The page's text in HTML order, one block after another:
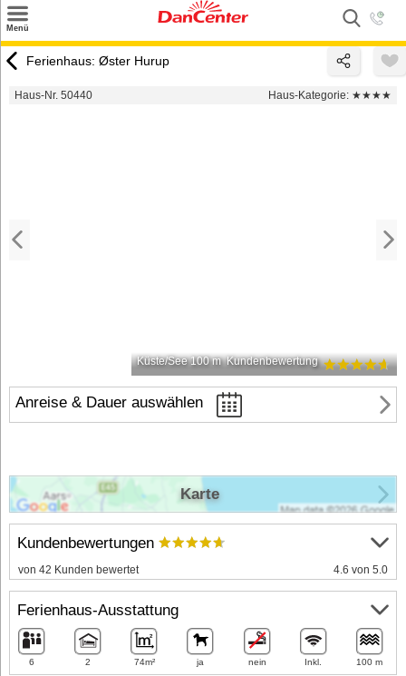
Menü
Urlaubsziele
Ferienhaus: Øster Hurup
Haus-Nr. 50440 Haus-Kategorie: ★★★★
Küste/See 100 m Kundenbewertung
Anreise & Dauer auswählen
Kundenbewertungen
von 42 Kunden bewertet 4.6 von 5.0
Ferienhaus-Ausstattung
6 2 74m² ja nein Inkl. 100 m
Karte